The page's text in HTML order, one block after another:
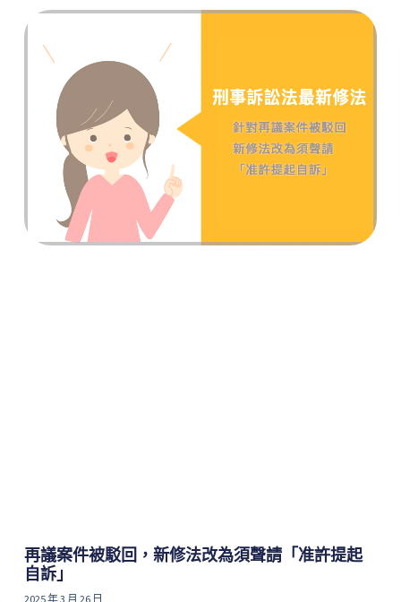
再議案件被駁回，新修法改為須聲請「准許提起
自訴」
2025 年 3 月 26 日